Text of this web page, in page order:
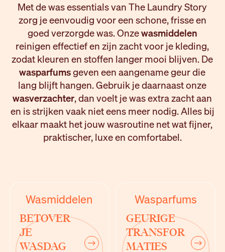
Met de was essentials van The Laundry Story
zorg je eenvoudig voor een schone, frisse en
goed verzorgde was. Onzewasmiddelen
reinigen effectief en zijn zacht voor je kleding,
zodat kleuren en stoffen langer mooi blijven. De
wasparfumsgeven een aangename geur die
lang blijft hangen. Gebruik je daarnaast onze
wasverzachter, dan voelt je was extra zacht aan
en is strijken vaak niet eens meer nodig. Alles bij
elkaar maakt het jouw wasroutine net wat fijner,
praktischer, luxe en comfortabel.
Wasmiddelen
BETOVER
JE
WASDAG
next
Wasparfums
GEURIGE
TRANSFOR
MATIES
next